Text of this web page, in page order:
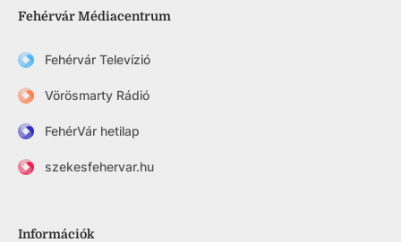
Fehérvár Médiacentrum
Fehérvár Televízió
Vörösmarty Rádió
FehérVár hetilap
szekesfehervar.hu
Információk